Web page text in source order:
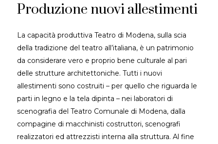
Produzione nuovi allestimenti
La capacità produttiva Teatro di Modena, sulla scia
della tradizione del teatro all’italiana, è un patrimonio
da considerare vero e proprio bene culturale al pari
delle strutture architettoniche. Tutti i nuovi
allestimenti sono costruiti – per quello che riguarda le
parti in legno e la tela dipinta – nei laboratori di
scenografia del Teatro Comunale di Modena, dalla
compagine di macchinisti costruttori, scenografi
realizzatori ed attrezzisti interna alla struttura. Al fine